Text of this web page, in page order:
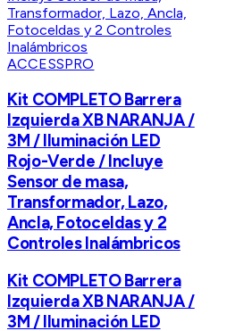
ACCESSPRO
Kit COMPLETO Barrera
Izquierda XB NARANJA /
3M / Iluminación LED
Rojo-Verde / Incluye
Sensor de masa,
Transformador, Lazo,
Ancla, Fotoceldas y 2
Controles Inalámbricos
Kit COMPLETO Barrera
Izquierda XB NARANJA /
3M / Iluminación LED